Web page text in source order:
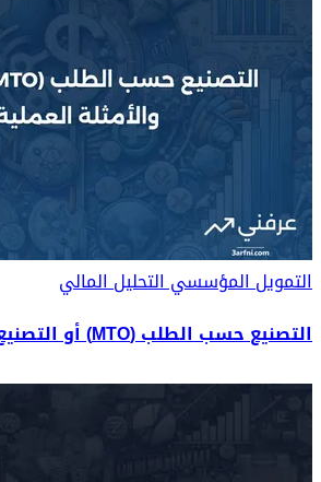
التمويل المؤسسيالتحليل المالي
التصنيع حسب الطلب (MTO) أو التصنيع بناءً على الطلب: التعريف والمثال